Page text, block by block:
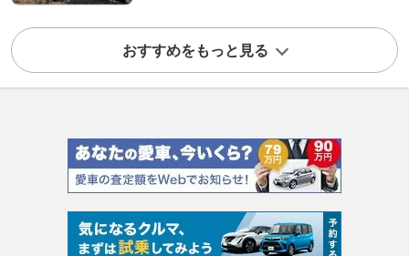
おすすめをもっと見る